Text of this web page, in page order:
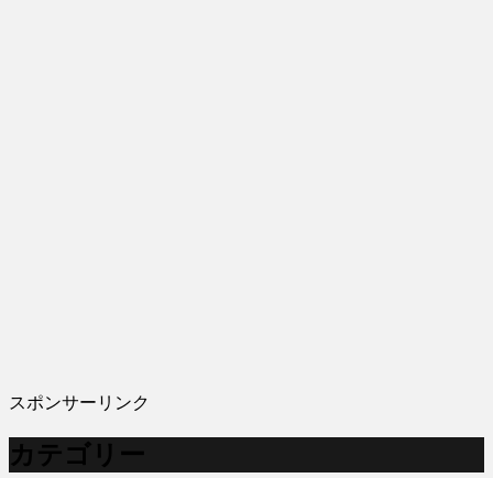
スポンサーリンク
カテゴリー